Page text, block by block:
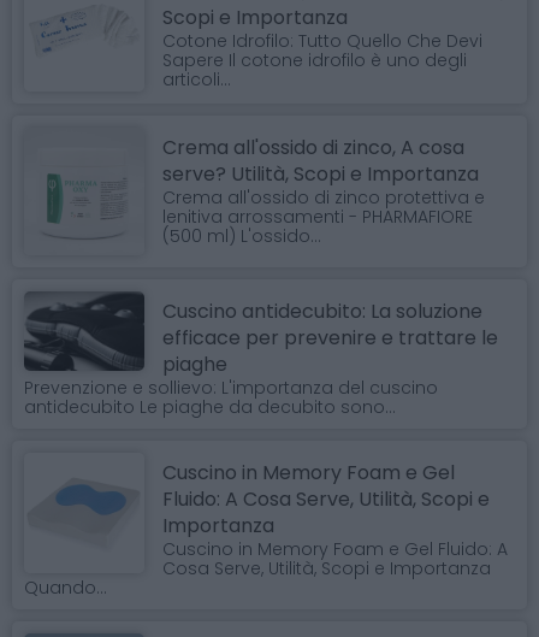
Scopi e Importanza
Cotone Idrofilo: Tutto Quello Che Devi
Sapere Il cotone idrofilo è uno degli
articoli...
Crema all'ossido di zinco, A cosa
serve? Utilità, Scopi e Importanza
Crema all'ossido di zinco protettiva e
lenitiva arrossamenti - PHARMAFIORE
(500 ml) L'ossido...
Cuscino antidecubito: La soluzione
efficace per prevenire e trattare le
piaghe
Prevenzione e sollievo: L'importanza del cuscino
antidecubito Le piaghe da decubito sono...
Cuscino in Memory Foam e Gel
Fluido: A Cosa Serve, Utilità, Scopi e
Importanza
Cuscino in Memory Foam e Gel Fluido: A
Cosa Serve, Utilità, Scopi e Importanza
Quando...